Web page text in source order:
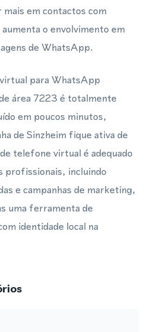
em contactos com
o envolvimento em
de WhatsApp.
para WhatsApp
área 7223 é totalmente
em poucos minutos,
de Sinzheim fique ativa de
telefone virtual é adequado
profissionais, incluindo
e campanhas de marketing,
uma ferramenta de
identidade local na